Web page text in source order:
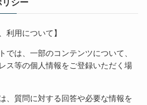
シー
利用について】
では、一部のコンテンツについて、
ス等の個人情報をご登録いただく場
、質問に対する回答や必要な情報を